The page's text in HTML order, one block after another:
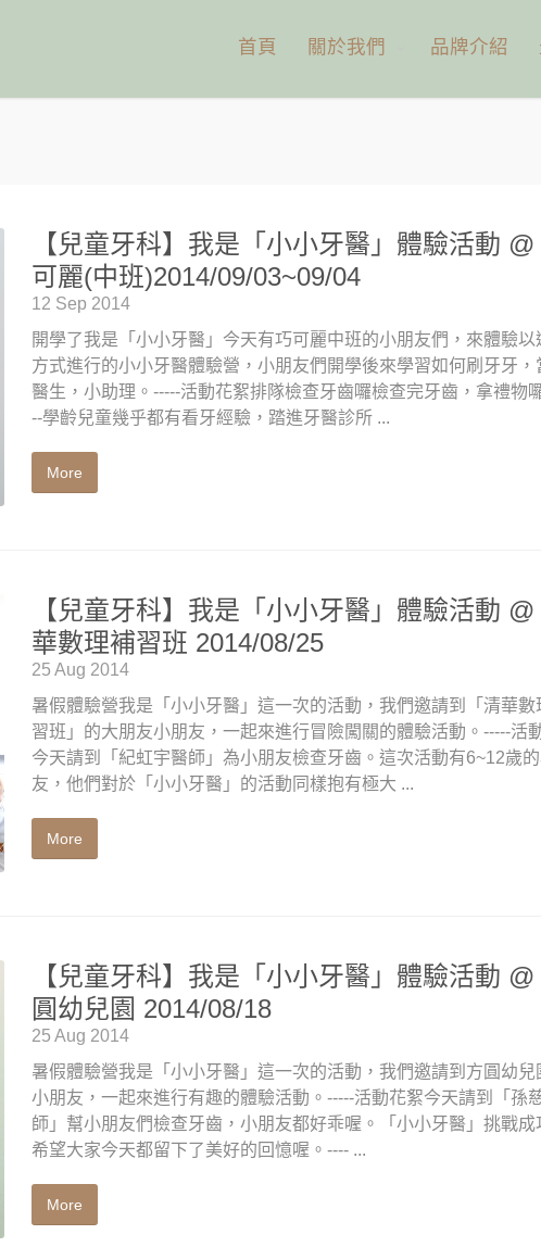
首頁 關於我們 品牌介紹
【兒童牙科】我是「小小牙醫」體驗活動 @
可麗(中班)2014/09/03~09/04
12 Sep 2014
開學了我是「小小牙醫」今天有巧可麗中班的小朋友們，來體驗以
方式進行的小小牙醫體驗營，小朋友們開學後來學習如何刷牙牙，
醫生，小助理。-----活動花絮排隊檢查牙齒囉檢查完牙齒，拿禮物
--學齡兒童幾乎都有看牙經驗，踏進牙醫診所 ...
More
【兒童牙科】我是「小小牙醫」體驗活動 @
華數理補習班 2014/08/25
25 Aug 2014
暑假體驗營我是「小小牙醫」這一次的活動，我們邀請到「清華數
習班」的大朋友小朋友，一起來進行冒險闖關的體驗活動。-----活
今天請到「紀虹宇醫師」為小朋友檢查牙齒。這次活動有6~12歲
友，他們對於「小小牙醫」的活動同樣抱有極大 ...
More
【兒童牙科】我是「小小牙醫」體驗活動 @
圓幼兒園 2014/08/18
25 Aug 2014
暑假體驗營我是「小小牙醫」這一次的活動，我們邀請到方圓幼兒
小朋友，一起來進行有趣的體驗活動。-----活動花絮今天請到「孫
師」幫小朋友們檢查牙齒，小朋友都好乖喔。「小小牙醫」挑戰成
希望大家今天都留下了美好的回憶喔。---- ...
More